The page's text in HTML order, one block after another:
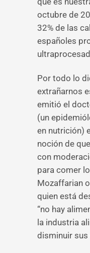
octubre de
32% de las
españoles
Por todo lo
extrañarnos
emitió el
(un
en nutrición)
noción de
con
para comer
Mozaffarian
quien está
“no hay
la industria
disminuir sus